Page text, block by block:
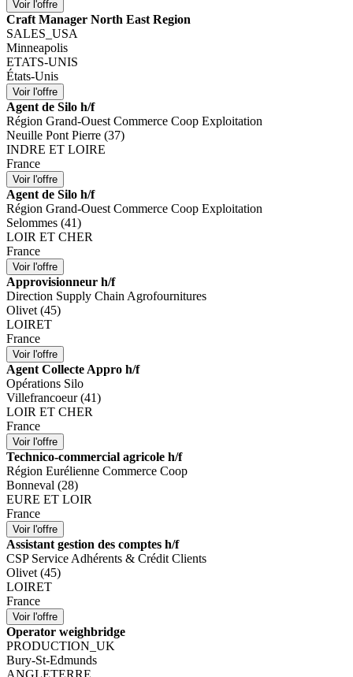
Craft Manager North East Region
SALES_USA
Minneapolis
ETATS-UNIS
États-Unis
Agent de Silo h/f
Région Grand-Ouest Commerce Coop Exploitation
Neuille Pont Pierre (37)
INDRE ET LOIRE
France
Agent de Silo h/f
Région Grand-Ouest Commerce Coop Exploitation
Selommes (41)
LOIR ET CHER
France
Approvisionneur h/f
Direction Supply Chain Agrofournitures
Olivet (45)
LOIRET
France
Agent Collecte Appro h/f
Opérations Silo
Villefrancoeur (41)
LOIR ET CHER
France
Technico-commercial agricole h/f
Région Eurélienne Commerce Coop
Bonneval (28)
EURE ET LOIR
France
Assistant gestion des comptes h/f
CSP Service Adhérents & Crédit Clients
Olivet (45)
LOIRET
France
Operator weighbridge
PRODUCTION_UK
Bury-St-Edmunds
ANGLETERRE